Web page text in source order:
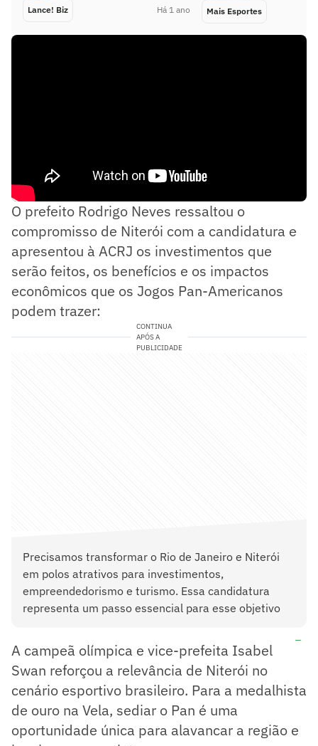
Lance! Biz Há 1 ano Mais Esportes
O prefeito Rodrigo Neves ressaltou o
compromisso de Niterói com a candidatura e
apresentou à ACRJ os investimentos que
serão feitos, os benefícios e os impactos
econômicos que os Jogos Pan-Americanos
podem trazer:
CONTINUA
APÓS A
PUBLICIDADE
Precisamos transformar o Rio de Janeiro e Niterói
em polos atrativos para investimentos,
empreendedorismo e turismo. Essa candidatura
representa um passo essencial para esse objetivo
A campeã olímpica e vice-prefeita Isabel
Swan reforçou a relevância de Niterói no
cenário esportivo brasileiro. Para a medalhista
de ouro na Vela, sediar o Pan é uma
oportunidade única para alavancar a região e